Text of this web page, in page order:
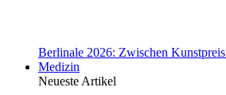
Berlinale 2026: Zwischen
Medizin
Neueste Artikel